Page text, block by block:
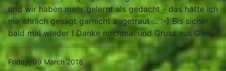
und wir haben mehr gelernt als gedacht - das hätte ich
mir ehrlich gesagt garnicht zugetraut ... :-) Bis sicher
bald mal wieder ! Danke nochmal und Gruss aus Glee.
Friday, 09 March 2018